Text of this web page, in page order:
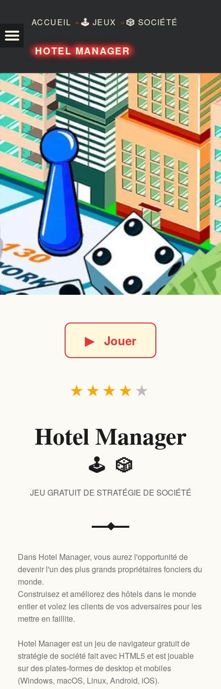
ACCUEIL »🕹️ JEUX »🎲 SOCIÉTÉ
HOTEL MANAGER
▶Jouer
★
★
★
★
★
Hotel Manager
🕹️ 🎲
JEU GRATUIT DE STRATÉGIE DE SOCIÉTÉ
Dans Hotel Manager, vous aurez l'opportunité de
devenir l'un des plus grands propriétaires fonciers du
monde.
Construisez et améliorez des hôtels dans le monde
entier et volez les clients de vos adversaires pour les
mettre en faillite.
Hotel Manager est un jeu de navigateur gratuit de
stratégie de société fait avec HTML5 et est jouable
sur des plates-formes de desktop et mobiles
(Windows, macOS, Linux, Android, iOS).